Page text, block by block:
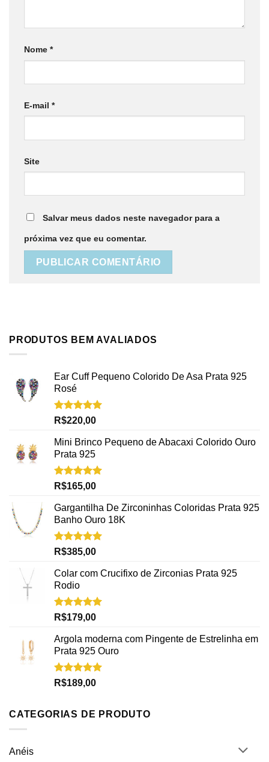
Nome *
E-mail *
Site
Salvar meus dados neste navegador para a
próxima vez que eu comentar.
PRODUTOS BEM AVALIADOS
Ear Cuff Pequeno Colorido De Asa Prata 925
Rosé
Avaliação
R$220,00
Mini Brinco Pequeno de Abacaxi Colorido Ouro
Prata 925
Avaliação
R$165,00
Gargantilha De Zirconinhas Coloridas Prata 925
Banho Ouro 18K
Avaliação
R$385,00
Colar com Crucifixo de Zirconias Prata 925
Rodio
Avaliação
R$179,00
Argola moderna com Pingente de Estrelinha em
Prata 925 Ouro
Avaliação
R$189,00
CATEGORIAS DE PRODUTO
Anéis